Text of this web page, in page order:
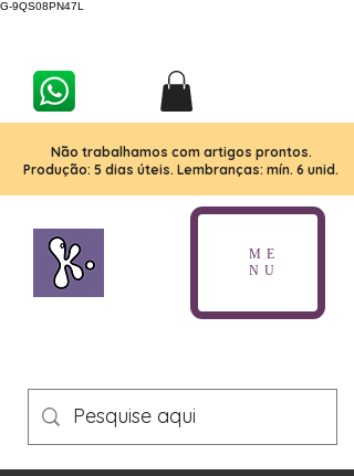
G-9QS08PN47L
Não trabalhamos com artigos prontos.
Produção: 5 dias úteis. Lembranças: mín. 6 unid.
ME
NU